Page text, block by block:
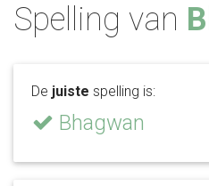
Spelling van
De juiste spelling is:
Bhagwan